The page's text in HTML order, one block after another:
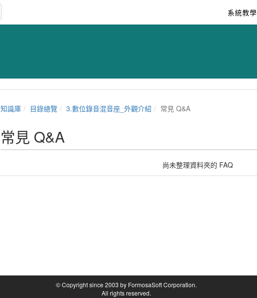
系統教學
知識庫 目錄總覽 3.數位錄音混音座_外觀介紹 常見 Q&A
常見 Q&A
尚未整理資料夾的 FAQ
© Copyright since 2003 by FormosaSoft Corporation.
All rights reserved.